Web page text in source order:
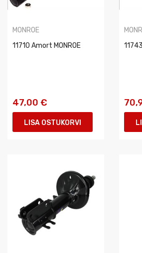
MONROE
11710 Amort MONROE
47,00 €
LISA OSTUKORVI